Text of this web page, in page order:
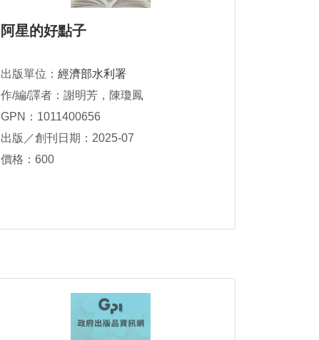
阿星的好點子
出版單位： 經濟部水利署
作/編/譯者：謝明芳，陳瓊鳳
GPN：1011400656
出版／創刊日期：2025-07
價格：600